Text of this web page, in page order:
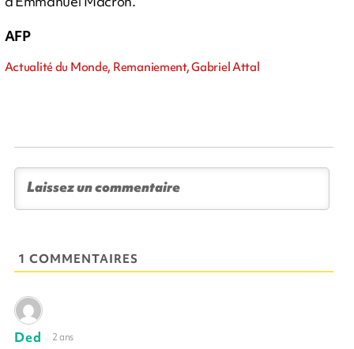
AFP
Actualité du Monde, Remaniement, Gabriel Attal
1 COMMENTAIRES
Ded 2 ans